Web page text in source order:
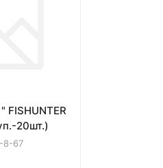
FISHUNTER
20шт.)
8-67